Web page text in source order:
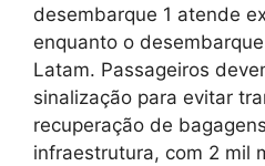
desembarque 1 atende
enquanto o
Latam. Passageiros
sinalização para evitar
recuperação de
infraestrutura, com 2 mil